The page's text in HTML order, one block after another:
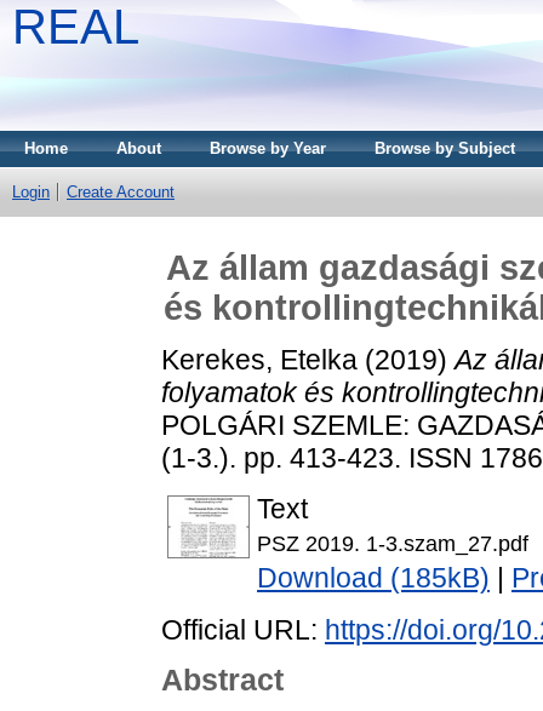
REAL
Home About Browse by Year Browse by Subject
Login Create Account
Az állam gazdasági
és
Kerekes, Etelka (2019)Az
folyamatok és
POLGÁRI SZEMLE:
(1-3.). pp. 413-423. ISSN
Text
PSZ 2019. 1-3.szam_27.pdf
Download (185kB)
Official URL: https://doi.org/
Abstract